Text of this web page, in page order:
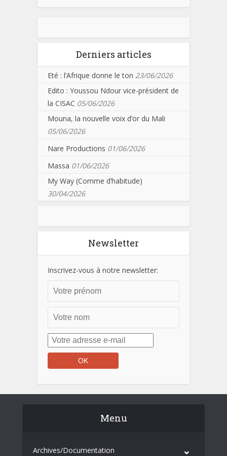
Derniers articles
Eté : l’Afrique donne le ton 23/06/2026
Edito : Youssou Ndour vice-président de
la CISAC 05/06/2026
Mouna, la nouvelle voix d’or du Mali
05/06/2026
Nare Productions 01/06/2026
Massa 01/06/2026
My Way (Comme d’habitude)
30/04/2026
Newsletter
Inscrivez-vous à notre newsletter:
Menu
Archives/Documentation